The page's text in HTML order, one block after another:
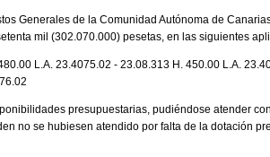
Generales de la Comunidad Autónoma de
mil (302.070.000) pesetas, en las siguientes
L.A. 23.4075.02 - 23.08.313 H. 450.00 L.A.
presupuestarias, pudiéndose atender
no se hubiesen atendido por falta de la dotación